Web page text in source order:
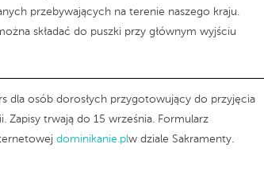
przebywających na terenie naszego kraju.
składać do puszki przy głównym wyjściu
dla osób dorosłych przygotowujący do przyjęcia
Zapisy trwają do 15 września. Formularz
dominikanie.plw dziale Sakramenty.